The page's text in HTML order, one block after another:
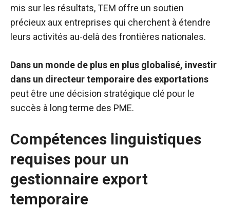
mis sur les résultats, TEM offre un soutien
précieux aux entreprises qui cherchent à étendre
leurs activités au-delà des frontières nationales.
Dans un monde de plus en plus globalisé, investir
dans un directeur temporaire des exportations
peut être une décision stratégique clé pour le
succès à long terme des PME.
Compétences linguistiques
requises pour un
gestionnaire export
temporaire